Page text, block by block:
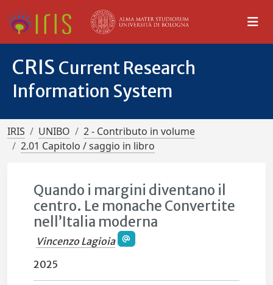
CRIS Current Research
Information System
IRIS UNIBO
2 - Contributo in volume
2.01 Capitolo / saggio in libro
Quando i margini diventano il
centro. Le monache Convertite
nell’Italia moderna
Vincenzo Lagioia
2025